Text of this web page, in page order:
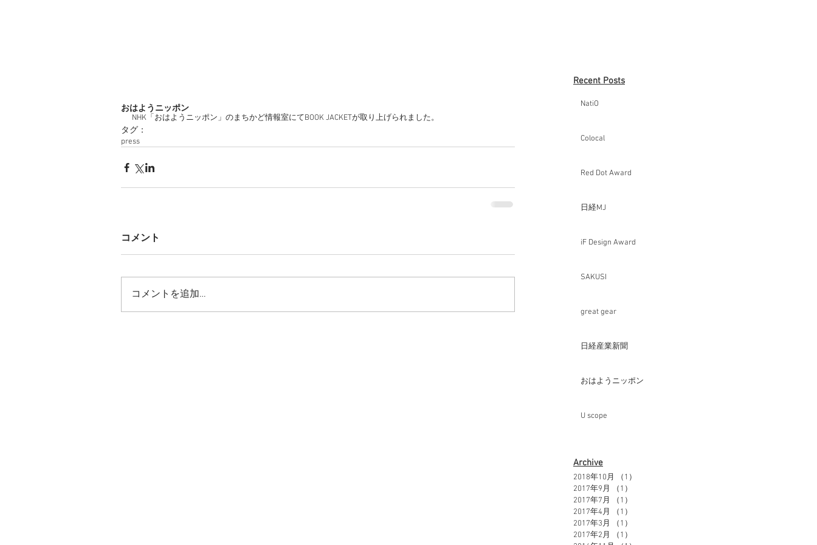
Recent Posts
おはようニッポン
NHK「おはようニッポン」のまちかど情報室にてBOOK JACKETが取り上げられました。
タグ：
press
コメント
コメントを追加…
NatiO
Colocal
Red Dot Award
日経MJ
iF Design Award
SAKUSI
great gear
日経産業新聞
おはようニッポン
U scope
Archive
2018年10月 （1）
2017年9月
（1）
2017年7月
（1）
2017年4月
（1）
2017年3月
（1）
2017年2月
（1）